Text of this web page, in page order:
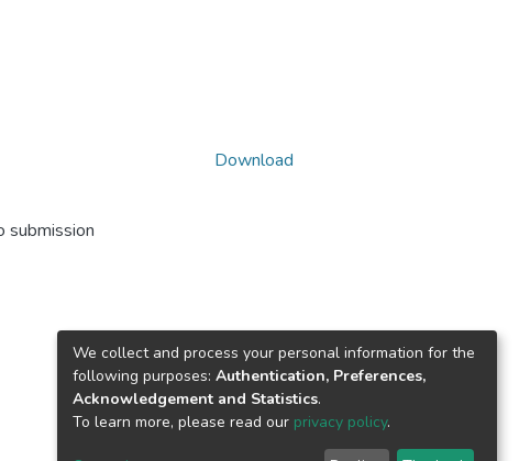
submission
Download
We collect and process your personal information for the
following purposes: Authentication, Preferences,
Acknowledgement and Statistics.
To learn more, please read our privacy policy.